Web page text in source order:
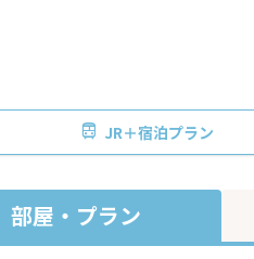
JR＋宿泊プラン
部屋・プラン